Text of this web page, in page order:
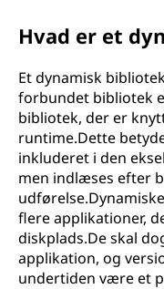
Hvad er et
Et dynamisk
forbundet bibliotek
bibliotek, der er
runtime.Dette
inkluderet i den
men indlæses efter
flere applikationer,
diskplads.De skal
applikation, og
undertiden være et